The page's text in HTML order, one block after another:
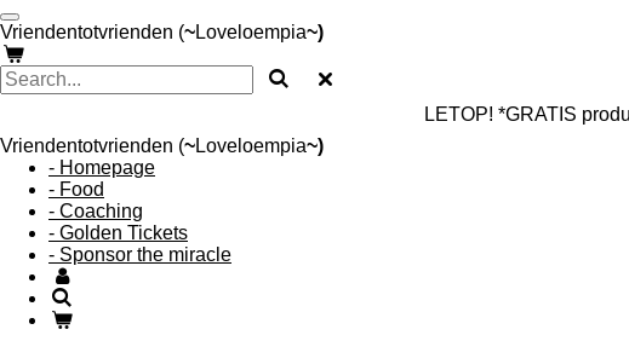
Skip
to
main
content
Vriendentotvrienden (~Loveloempia~)
LETOP! *GRATIS
Vriendentotvrienden (~Loveloempia~)
- Homepage
- Food
- Coaching
- Golden Tickets
- Sponsor the miracle